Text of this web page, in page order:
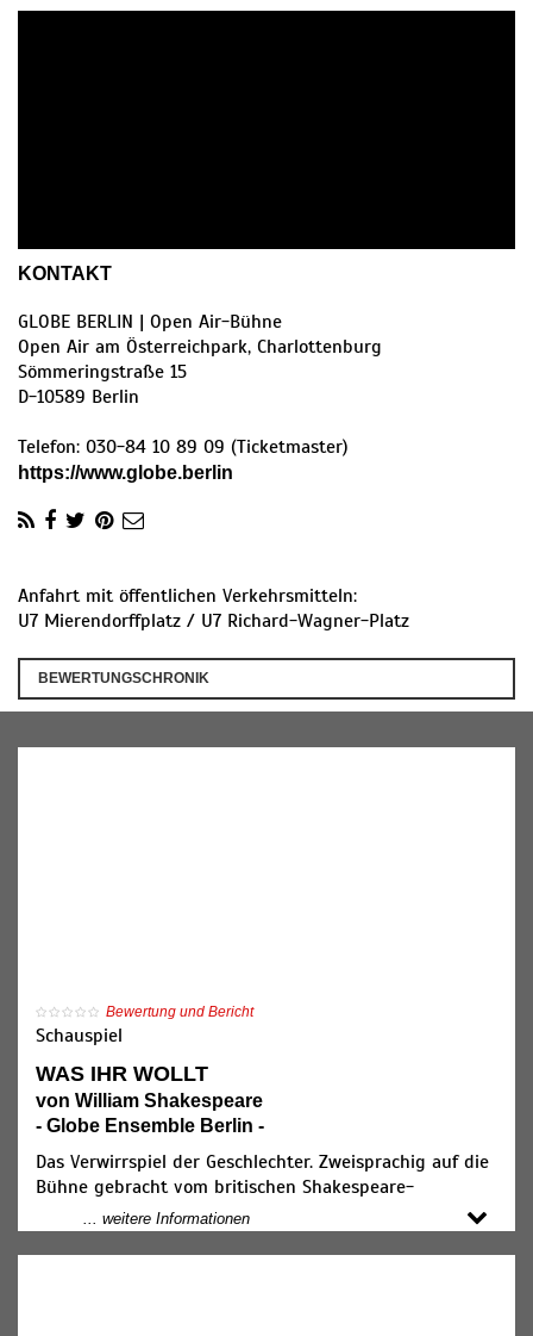
KONTAKT
GLOBE BERLIN | Open Air-Bühne
Open Air am Österreichpark, Charlottenburg
Sömmeringstraße 15
D-10589 Berlin
Telefon: 030-84 10 89 09 (Ticketmaster)
https://www.globe.berlin
Anfahrt mit öffentlichen Verkehrsmitteln:
U7 Mierendorffplatz / U7 Richard-Wagner-Platz
BEWERTUNGSCHRONIK
Bewertung und Bericht
Schauspiel
WAS IHR WOLLT
von William Shakespeare
- Globe Ensemble Berlin -
Das Verwirrspiel der Geschlechter. Zweisprachig auf die
Bühne gebracht vom britischen Shakespeare-
Spezialisten Ben Crystal. Open Air.
„Was Ihr wollt“ ist DER Komödien-Klassiker von
... weitere Informationen